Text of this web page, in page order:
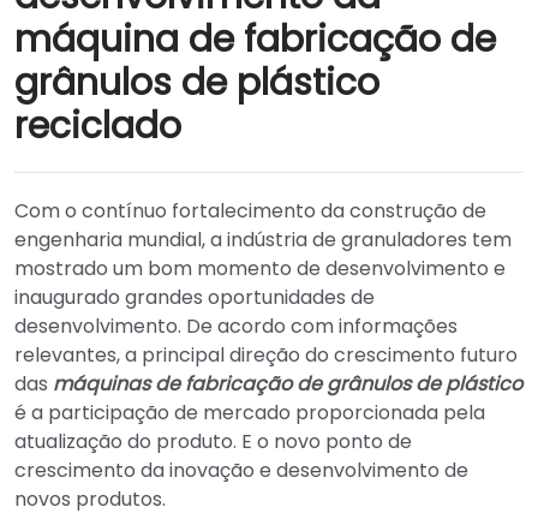
máquina de fabricação de
grânulos de plástico
reciclado
Com o contínuo fortalecimento da construção de
engenharia mundial, a indústria de granuladores tem
mostrado um bom momento de desenvolvimento e
inaugurado grandes oportunidades de
desenvolvimento. De acordo com informações
relevantes, a principal direção do crescimento futuro
das máquinas de fabricação de grânulos de plástico
é a participação de mercado proporcionada pela
atualização do produto. E o novo ponto de
crescimento da inovação e desenvolvimento de
novos produtos.